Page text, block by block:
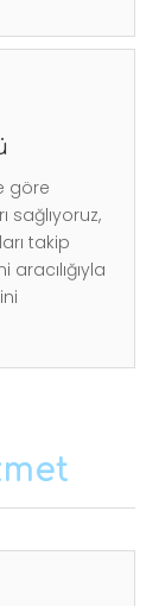
göre
sağlıyoruz,
takip